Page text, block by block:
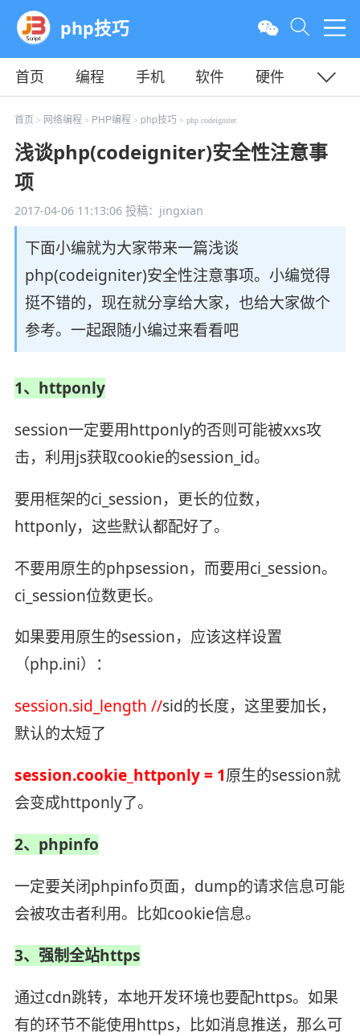
php技巧
首页 编程 手机 软件
硬件
教程
平面 服务器
首页 > 网络编程 > PHP编程 > php技巧 > php codeigniter
浅谈php(codeigniter)安全性注意事
项
2017-04-06 11:13:06投稿：jingxian
下面小编就为大家带来一篇浅谈
php(codeigniter)安全性注意事项。小编觉得
挺不错的，现在就分享给大家，也给大家做个
参考。一起跟随小编过来看看吧
1、httponly
session一定要用httponly的否则可能被xxs攻
击，利用js获取cookie的session_id。
要用框架的ci_session，更长的位数，
httponly，这些默认都配好了。
不要用原生的phpsession，而要用ci_session。
ci_session位数更长。
如果要用原生的session，应该这样设置
（php.ini）：
session.sid_length //sid的长度，这里要加长，
默认的太短了
session.cookie_httponly = 1原生的session就
会变成httponly了。
2、phpinfo
一定要关闭phpinfo页面，dump的请求信息可能
会被攻击者利用。比如cookie信息。
3、强制全站https
通过cdn跳转，本地开发环境也要配https。如果
有的环节不能使用https，比如消息推送，那么可